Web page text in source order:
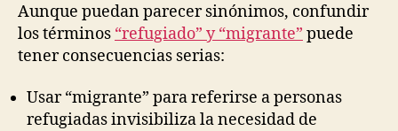
Aunque puedan parecer sinónimos, confundir
los términos “refugiado” y “migrante” puede
tener consecuencias serias:
Usar “migrante” para referirse a personas
refugiadas invisibiliza la necesidad de